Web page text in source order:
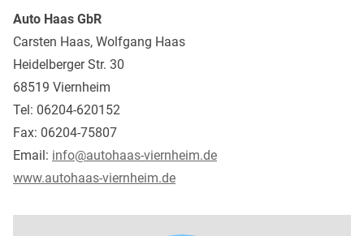
Auto Haas GbR
Carsten Haas, Wolfgang Haas
Heidelberger Str. 30
68519 Viernheim
Tel: 06204-620152
Fax: 06204-75807
Email: info@autohaas-viernheim.de
www.autohaas-viernheim.de